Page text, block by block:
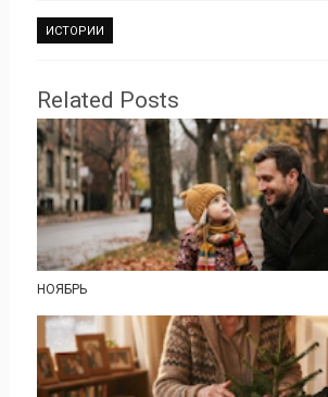
ИСТОРИИ
Related Posts
НОЯБРЬ